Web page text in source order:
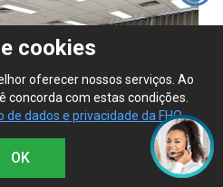
cookies
oferecer nossos serviços. Ao
concorda com estas condições.
de dados e privacidade da FHO
OK